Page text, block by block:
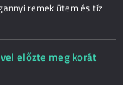
remek ütem és tíz
előzte meg korát